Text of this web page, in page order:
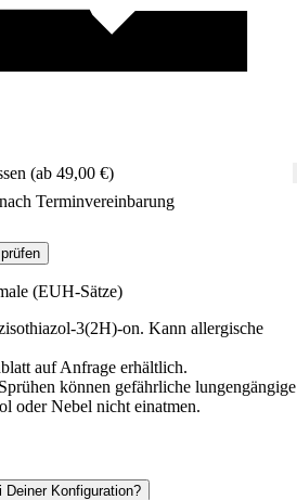
(ab 49,00 €)
Terminvereinbarung
(EUH-Sätze)
3(2H)-on. Kann allergische
auf Anfrage erhältlich.
können gefährliche lungengängige
oder Nebel nicht einatmen.
Deiner Konfiguration?